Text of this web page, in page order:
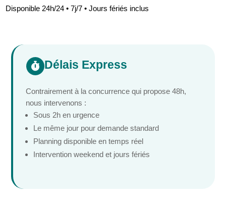
Disponible 24h/24 • 7j/7 • Jours fériés inclus
 Délais Express
Contrairement à la concurrence qui propose 48h,
nous intervenons :
Sous 2h en urgence
Le même jour pour demande standard
Planning disponible en temps réel
Intervention weekend et jours fériés